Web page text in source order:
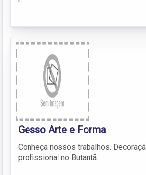
Gesso Arte e Forma
Conheça nossos trabalhos.
profissional no Butantã.